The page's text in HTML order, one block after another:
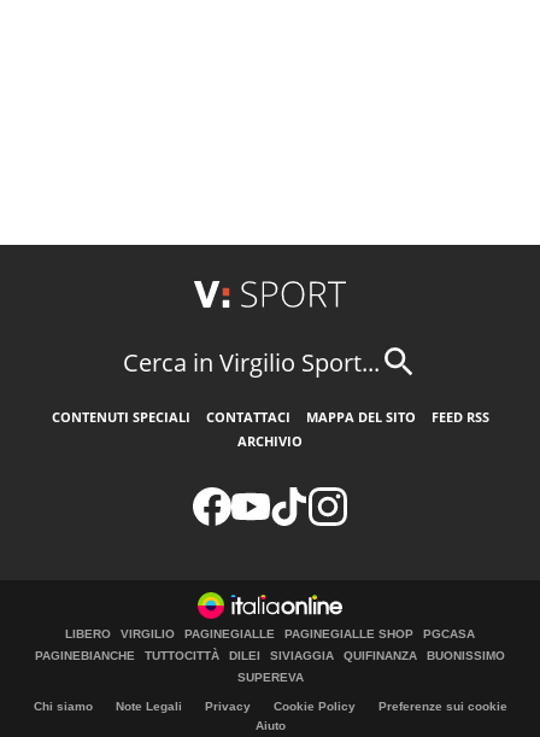
Cerca in Virgilio Sport...
CONTENUTI SPECIALI CONTATTACI MAPPA DEL SITO
FEED RSS
ARCHIVIO
LIBERO VIRGILIO PAGINEGIALLE PAGINEGIALLE SHOP
PGCASA
PAGINEBIANCHE
TUTTOCITTÀ DILEI SIVIAGGIA QUIFINANZA
BUONISSIMO
SUPEREVA
Chi siamo Note Legali Privacy Cookie Policy
Preferenze sui cookie
Aiuto